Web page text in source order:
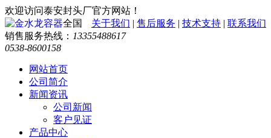
欢迎访问泰安封头厂官方网站！
关于我们 | 售后服务 | 技术支持 | 联系我们
全国
销售服务热线： 13355488617
0538-8600158
网站首页
公司简介
新闻资讯
公司新闻
客户见证
产品中心